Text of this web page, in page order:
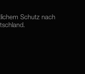
Schutz nach